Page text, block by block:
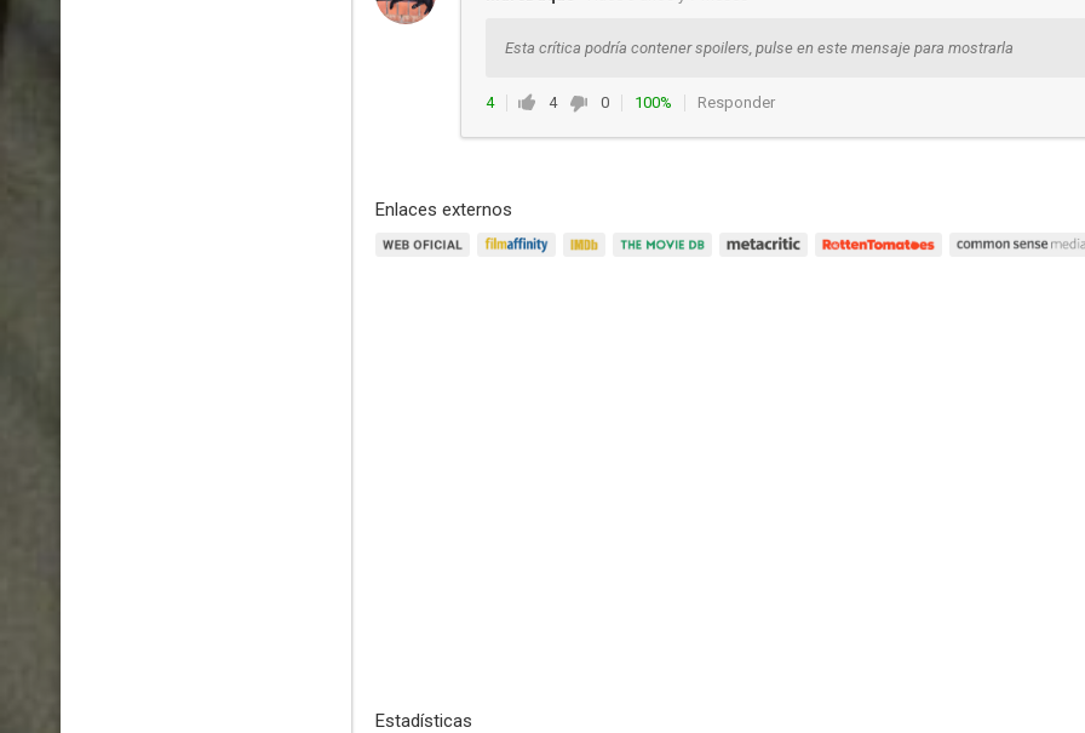
Esta crítica podría contener spoilers, pulse en este mensaje para mostrarla
4 4 0 100% Responder
Enlaces externos
Estadísticas